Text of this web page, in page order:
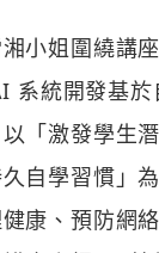
小姐圍繞講
系統開發基
「激發學生
自學習慣」
康、預防網